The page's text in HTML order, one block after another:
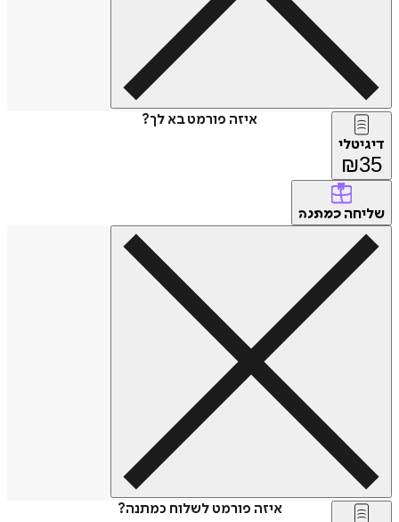
איזה פורמט בא לך?
דיגיטלי
₪35
שליחה כמתנה
איזה פורמט לשלוח כמתנה?